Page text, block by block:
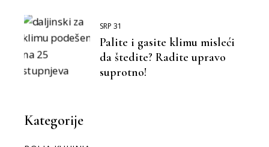
SRP 31
Palite i gasite klimu misleći
da štedite? Radite upravo
suprotno!
Kategorije